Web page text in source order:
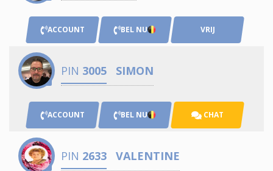
ACCOUNT BEL NU VRIJ
PIN 3005 SIMON
ACCOUNT BEL NU CHAT
PIN 2633 VALENTINE